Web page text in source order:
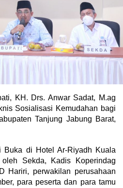
KH. Drs. Anwar Sadat, M.ag
Sosialisasi Kemudahan bagi
Tanjung Jabung Barat,
Buka di Hotel Ar-Riyadh Kuala
Sekda, Kadis Koperindag
Hariri, perwakilan perusahaan
para peserta dan para tamu